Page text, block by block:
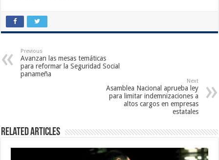
Previous
Avanzan las mesas temáticas
para reformar la Seguridad Social
panameña
Next
Asamblea Nacional aprueba ley
para limitar indemnizaciones a
altos cargos en empresas
estatales
Related Articles